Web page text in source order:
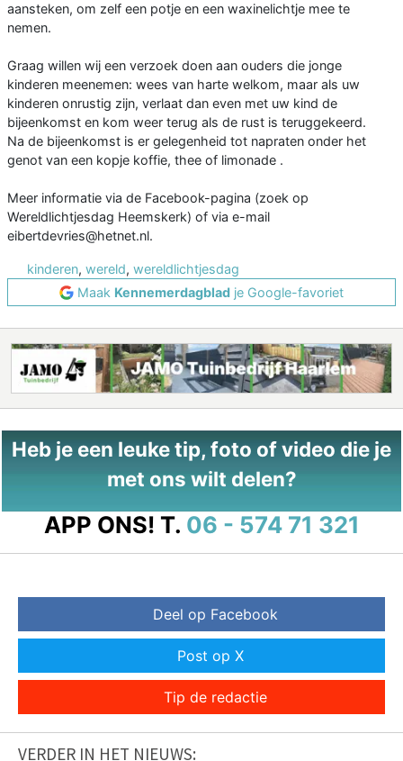
aansteken, om zelf een potje en een waxinelichtje mee te
nemen.
Graag willen wij een verzoek doen aan ouders die jonge
kinderen meenemen: wees van harte welkom, maar als uw
kinderen onrustig zijn, verlaat dan even met uw kind de
bijeenkomst en kom weer terug als de rust is teruggekeerd.
Na de bijeenkomst is er gelegenheid tot napraten onder het
genot van een kopje koffie, thee of limonade .
Meer informatie via de Facebook-pagina (zoek op
Wereldlichtjesdag Heemskerk) of via e-mail
eibertdevries@hetnet.nl.
kinderen, wereld, wereldlichtjesdag
Maak Kennemerdagblad je Google-favoriet
Heb je een leuke tip, foto of video die je
met ons wilt delen?
APP ONS! T. 06 - 574 71 321
Deel op Facebook
Post op X
Tip de redactie
VERDER IN HET NIEUWS: